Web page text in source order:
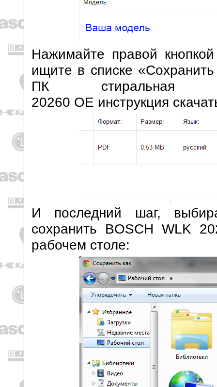
Нажимайте правой
ищите в списке
ПК
20260 OE инструкция
И последний шаг,
сохранить BOSCH WLK
рабочем столе: